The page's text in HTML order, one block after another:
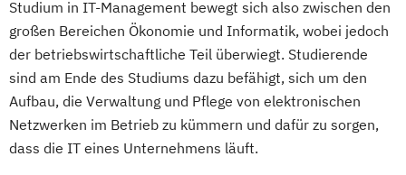
Studium in IT-Management bewegt sich also zwischen den
großen Bereichen Ökonomie und Informatik, wobei jedoch
der betriebswirtschaftliche Teil überwiegt. Studierende
sind am Ende des Studiums dazu befähigt, sich um den
Aufbau, die Verwaltung und Pflege von elektronischen
Netzwerken im Betrieb zu kümmern und dafür zu sorgen,
dass die IT eines Unternehmens läuft.